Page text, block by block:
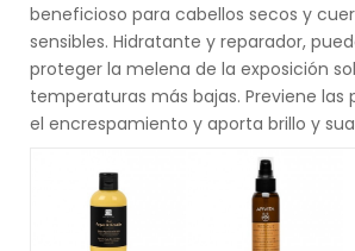
beneficioso para cabellos secos y
sensibles. Hidratante y reparador,
proteger la melena de la exposición
temperaturas más bajas. Previene las
el encrespamiento y aporta brillo y